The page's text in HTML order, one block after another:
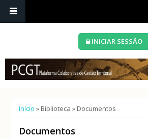
INICIAR SESSÃO
Está aqui
Início » Biblioteca » Documentos
Documentos